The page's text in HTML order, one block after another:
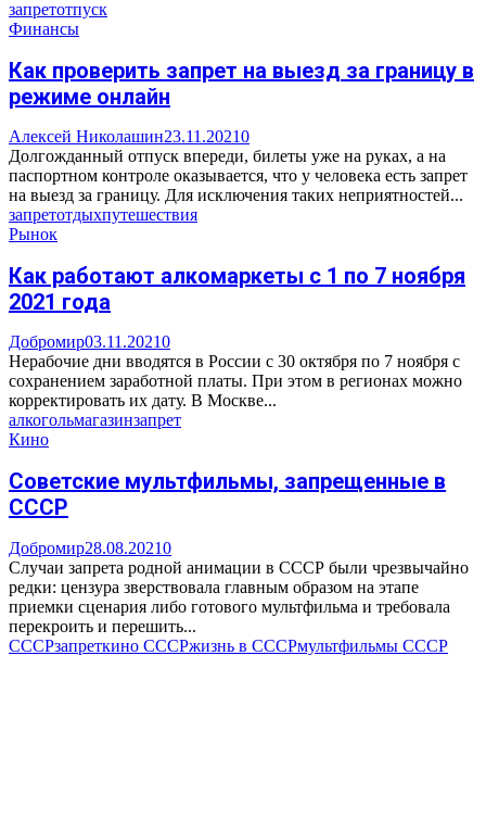
запретотпуск
Финансы
Как проверить запрет на выезд за границу в
режиме онлайн
Алексей Николашин23.11.20210
Долгожданный отпуск впереди, билеты уже на руках, а на
паспортном контроле оказывается, что у человека есть запрет
на выезд за границу. Для исключения таких неприятностей...
запретотдыхпутешествия
Рынок
Как работают алкомаркеты с 1 по 7 ноября
2021 года
Добромир03.11.20210
Нерабочие дни вводятся в России с 30 октября по 7 ноября с
сохранением заработной платы. При этом в регионах можно
корректировать их дату. В Москве...
алкогольмагазинзапрет
Кино
Советские мультфильмы, запрещенные в
СССР
Добромир28.08.20210
Случаи запрета родной анимации в СССР были чрезвычайно
редки: цензура зверствовала главным образом на этапе
приемки сценария либо готового мультфильма и требовала
перекроить и перешить...
СССРзапреткино СССРжизнь в СССРмультфильмы СССР